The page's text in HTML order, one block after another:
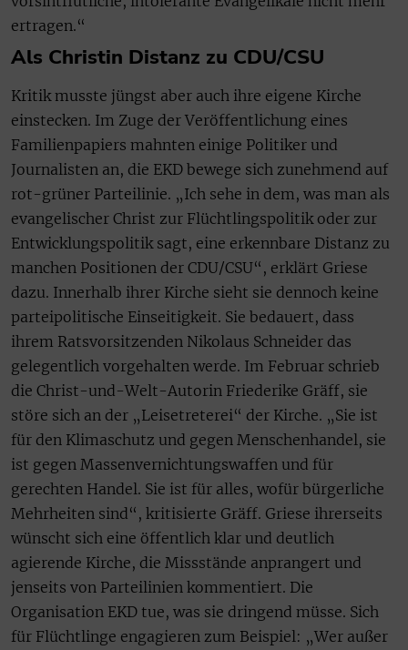
ertragen.“
Als Christin Distanz zu CDU/CSU
Kritik musste jüngst aber auch ihre eigene Kirche
einstecken. Im Zuge der Veröffentlichung eines
Familienpapiers mahnten einige Politiker und
Journalisten an, die EKD bewege sich zunehmend auf
rot-grüner Parteilinie. „Ich sehe in dem, was man als
evangelischer Christ zur Flüchtlingspolitik oder zur
Entwicklungspolitik sagt, eine erkennbare Distanz zu
manchen Positionen der CDU/CSU“, erklärt Griese
dazu. Innerhalb ihrer Kirche sieht sie dennoch keine
parteipolitische Einseitigkeit. Sie bedauert, dass
ihrem Ratsvorsitzenden Nikolaus Schneider das
gelegentlich vorgehalten werde. Im Februar schrieb
die Christ-und-Welt-Autorin Friederike Gräff, sie
störe sich an der „Leisetreterei“ der Kirche. „Sie ist
für den Klimaschutz und gegen Menschenhandel, sie
ist gegen Massenvernichtungswaffen und für
gerechten Handel. Sie ist für alles, wofür bürgerliche
Mehrheiten sind“, kritisierte Gräff. Griese ihrerseits
wünscht sich eine öffentlich klar und deutlich
agierende Kirche, die Missstände anprangert und
jenseits von Parteilinien kommentiert. Die
Organisation EKD tue, was sie dringend müsse. Sich
für Flüchtlinge engagieren zum Beispiel: „Wer außer